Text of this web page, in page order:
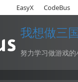
EasyX CodeBus
我想做三
努力学习做游戏的